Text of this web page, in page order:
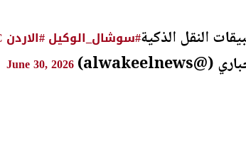
النقل الذكية#سوشال_الوكيل#الاردن
June 30, 2026